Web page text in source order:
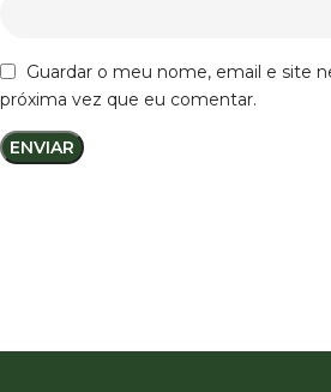
Guardar o meu nome, email e site
próxima vez que eu comentar.